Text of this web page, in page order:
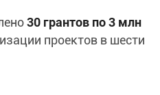
30 грантов по 3 млн
проектов в шести